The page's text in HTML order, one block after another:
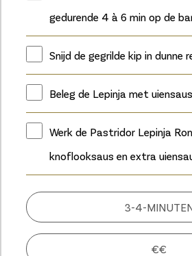
gedurende 4 à 6 min op de
Snijd de gegrilde kip in dunne
Beleg de Lepinja met
Werk de Pastridor Lepinja
knoflooksaus en extra
3-4-
€€